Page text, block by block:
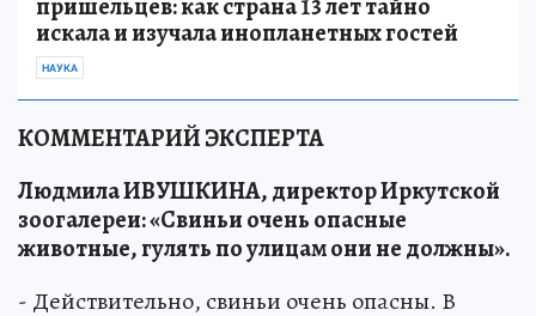
искала и изучала инопланетных гостей
НАУКА
КОММЕНТАРИЙ ЭКСПЕРТА
Людмила ИВУШКИНА, директор Иркутской
зоогалереи: «Свиньи очень опасные
животные, гулять по улицам они не должны».
- Действительно, свиньи очень опасны. В